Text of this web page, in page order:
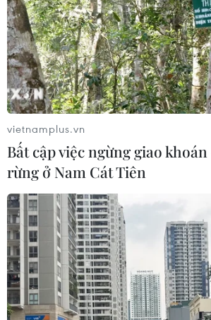
vietnamplus.vn
Bất cập việc ngừng giao
rừng ở Nam Cát Tiên